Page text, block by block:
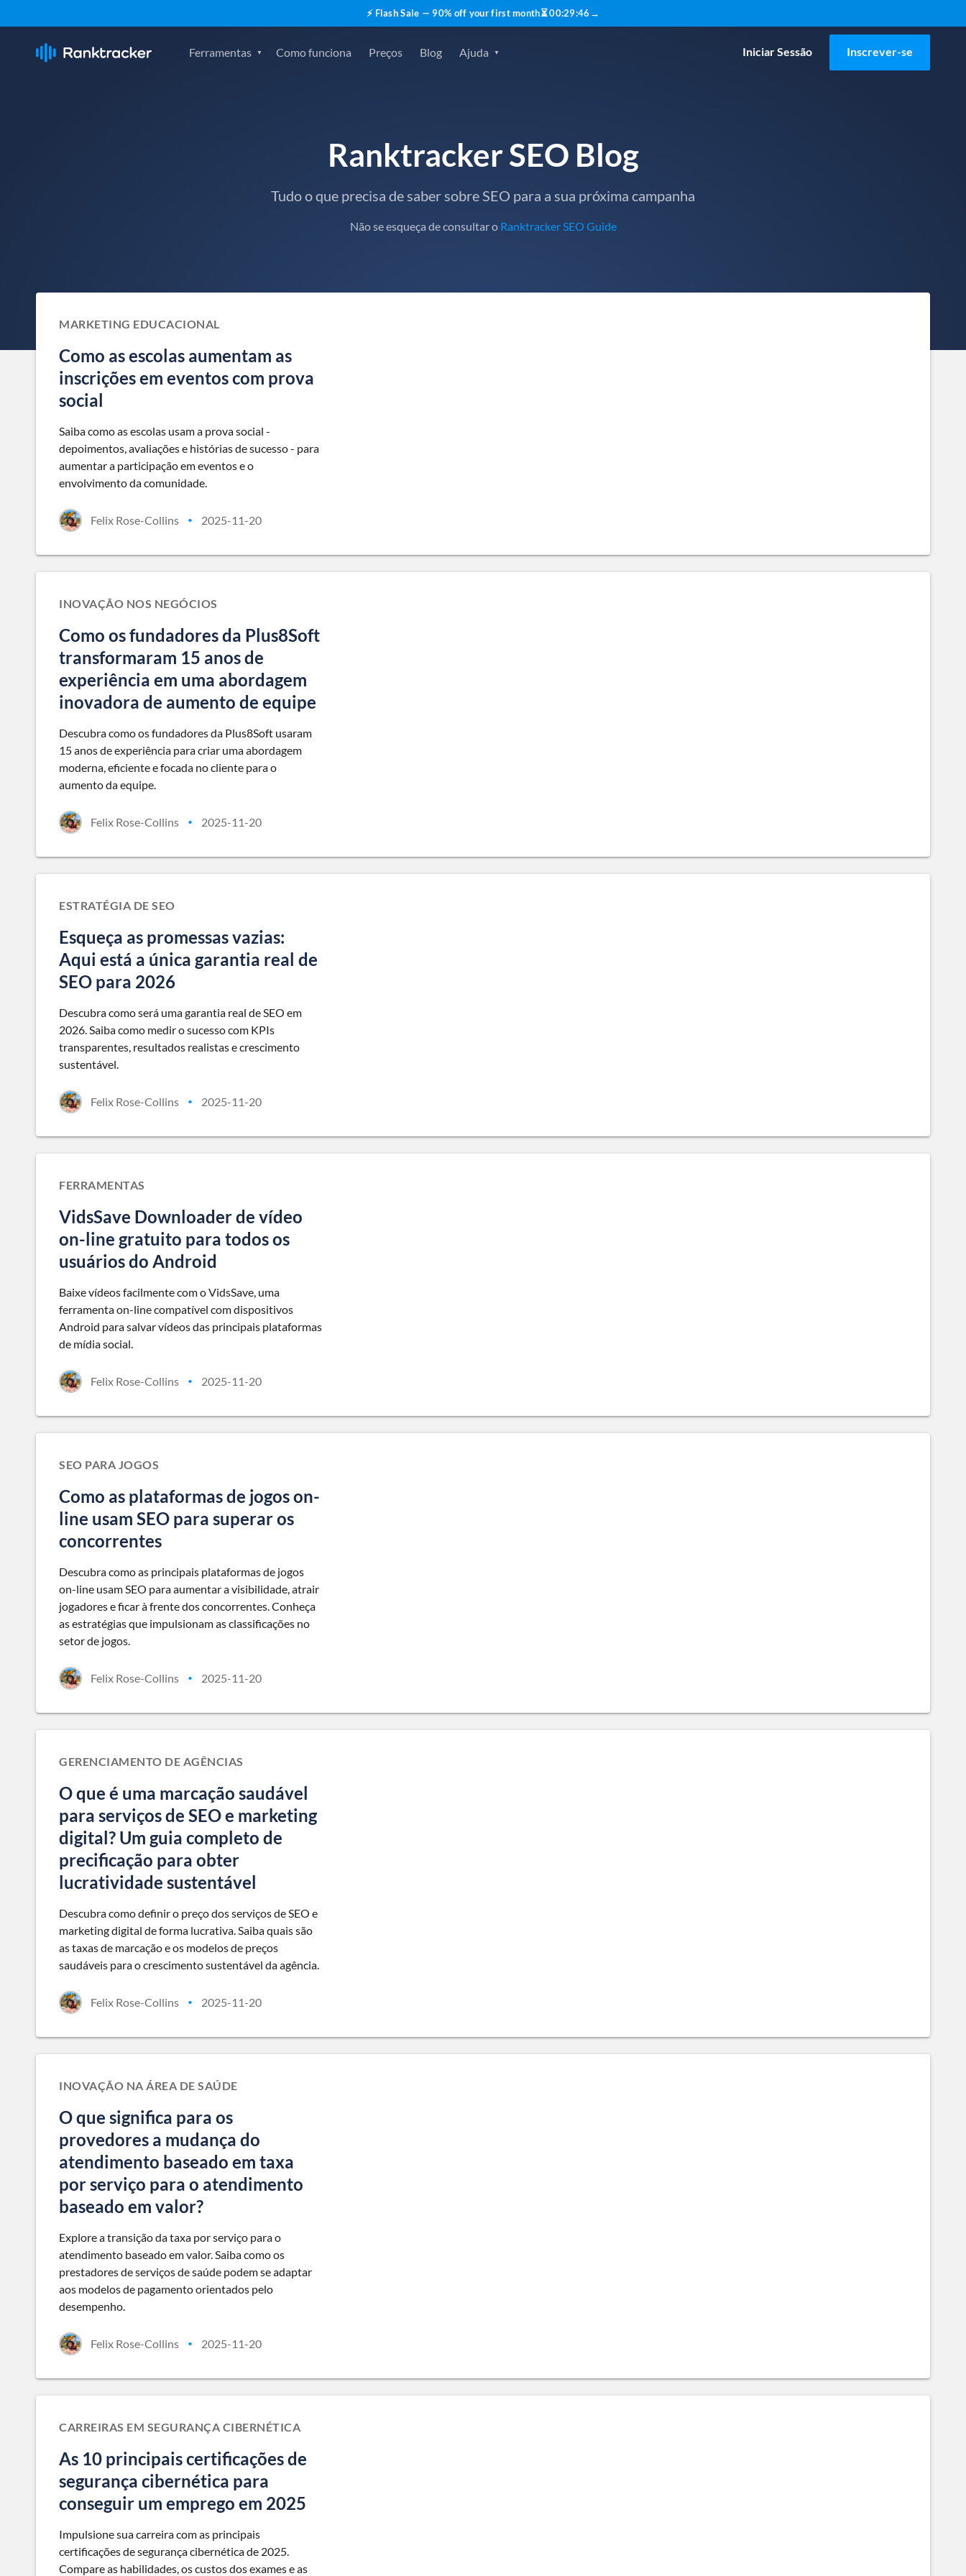
⚡ Flash Sale — 90% off your first month⏳00:29:45 →
Ferramentas Como funciona Preços Blog Ajuda Iniciar Sessão Inscrever-se
Ranktracker SEO Blog
Tudo o que precisa de saber sobre SEO para a sua próxima campanha
Não se esqueça de consultar o Ranktracker SEO Guide
MARKETING EDUCACIONAL
Como as escolas aumentam as
inscrições em eventos com prova
social
Saiba como as escolas usam a prova social -
depoimentos, avaliações e histórias de sucesso - para
aumentar a participação em eventos e o
envolvimento da comunidade.
Felix Rose-Collins • 2025-11-20
INOVAÇÃO NOS NEGÓCIOS
Como os fundadores da Plus8Soft
transformaram 15 anos de
experiência em uma abordagem
inovadora de aumento de equipe
Descubra como os fundadores da Plus8Soft usaram
15 anos de experiência para criar uma abordagem
moderna, eficiente e focada no cliente para o
aumento da equipe.
Felix Rose-Collins • 2025-11-20
ESTRATÉGIA DE SEO
Esqueça as promessas vazias:
Aqui está a única garantia real de
SEO para 2026
Descubra como será uma garantia real de SEO em
2026. Saiba como medir o sucesso com KPIs
transparentes, resultados realistas e crescimento
sustentável.
Felix Rose-Collins • 2025-11-20
FERRAMENTAS
VidsSave Downloader de vídeo
on-line gratuito para todos os
usuários do Android
Baixe vídeos facilmente com o VidsSave, uma
ferramenta on-line compatível com dispositivos
Android para salvar vídeos das principais plataformas
de mídia social.
Felix Rose-Collins • 2025-11-20
SEO PARA JOGOS
Como as plataformas de jogos on-
line usam SEO para superar os
concorrentes
Descubra como as principais plataformas de jogos
on-line usam SEO para aumentar a visibilidade, atrair
jogadores e ficar à frente dos concorrentes. Conheça
as estratégias que impulsionam as classificações no
setor de jogos.
Felix Rose-Collins • 2025-11-20
GERENCIAMENTO DE AGÊNCIAS
O que é uma marcação saudável
para serviços de SEO e marketing
digital? Um guia completo de
precificação para obter
lucratividade sustentável
Descubra como definir o preço dos serviços de SEO e
marketing digital de forma lucrativa. Saiba quais são
as taxas de marcação e os modelos de preços
saudáveis para o crescimento sustentável da agência.
Felix Rose-Collins • 2025-11-20
INOVAÇÃO NA ÁREA DE SAÚDE
O que significa para os
provedores a mudança do
atendimento baseado em taxa
por serviço para o atendimento
baseado em valor?
Explore a transição da taxa por serviço para o
atendimento baseado em valor. Saiba como os
prestadores de serviços de saúde podem se adaptar
aos modelos de pagamento orientados pelo
desempenho.
Felix Rose-Collins • 2025-11-20
CARREIRAS EM SEGURANÇA CIBERNÉTICA
As 10 principais certificações de
segurança cibernética para
conseguir um emprego em 2025
Impulsione sua carreira com as principais
certificações de segurança cibernética de 2025.
Compare as habilidades, os custos dos exames e as